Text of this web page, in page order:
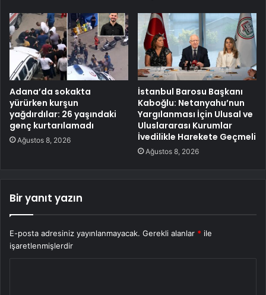
Adana’da sokakta
yürürken kurşun
yağdırdılar: 26 yaşındaki
genç kurtarılamadı
Ağustos 8, 2026
İstanbul Barosu Başkanı
Kaboğlu: Netanyahu’nun
Yargılanması İçin Ulusal ve
Uluslararası Kurumlar
İvedilikle Harekete Geçmeli
Ağustos 8, 2026
Bir yanıt yazın
E-posta adresiniz yayınlanmayacak. Gerekli alanlar * ile
işaretlenmişlerdir